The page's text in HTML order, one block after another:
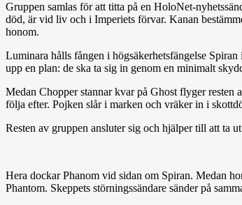
Gruppen samlas för att titta på en HoloNet-
död, är vid liv och i Imperiets förvar. Kanan
honom.
Luminara hålls fången i högsäkerhetsfängelse
upp en plan: de ska ta sig in genom en minimalt
Medan Chopper stannar kvar på Ghost flyger resten
följa efter. Pojken slår i marken och vräker in i
Resten av gruppen ansluter sig och hjälper till att ta
Hera dockar Phanom vid sidan om Spiran. Medan
Phantom. Skeppets störningssändare sänder på